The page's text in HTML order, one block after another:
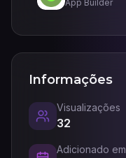
App Builder
Informações
Visualizações
32
Adicionado em